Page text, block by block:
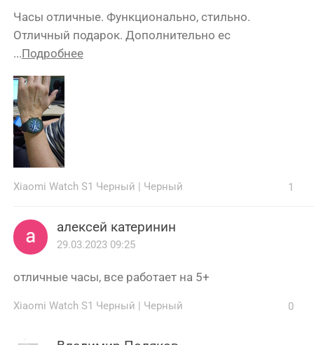
Часы отличные. Функционально, стильно.
Отличный подарок. Дополнительно ес
...Подробнее
Xiaomi Watch S1 Черный | Черный 1
алексей катеринин
29.03.2023 09:25
отличные часы, все работает на 5+
Xiaomi Watch S1 Черный | Черный 0